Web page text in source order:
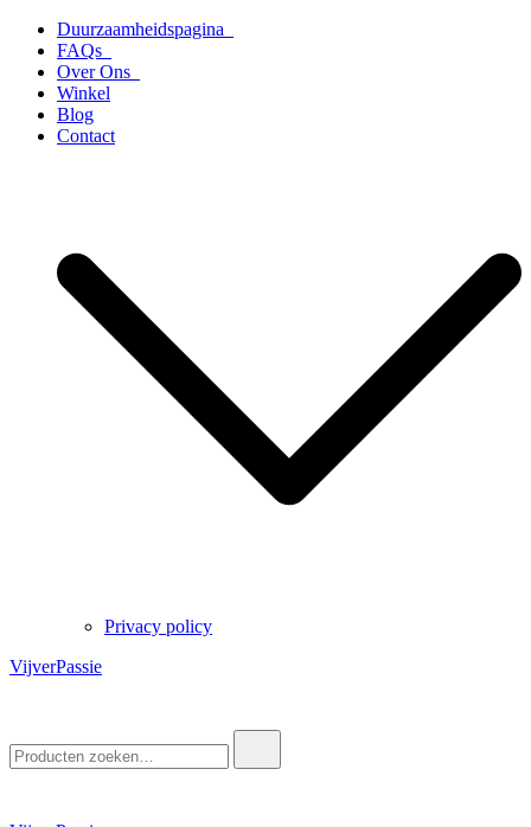
naar
inhoud
Duurzaamheidspagina
FAQs
Over Ons
Winkel
Blog
Contact
Privacy policy
VijverPassie
naar: